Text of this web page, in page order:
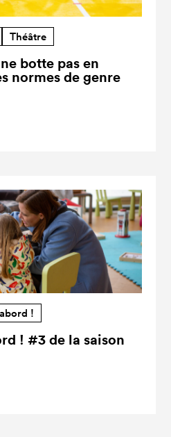
Théâtre
botte pas en
normes de genre
!
! #3 de la saison